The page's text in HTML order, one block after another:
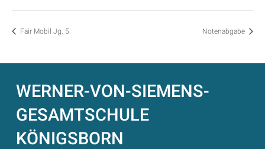
Fair Mobil Jg. 5 Notenabgabe
WERNER-VON-SIEMENS-
GESAMTSCHULE
KÖNIGSBORN